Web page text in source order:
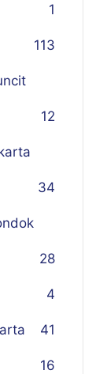
1
113
12
34
28
4
41
16